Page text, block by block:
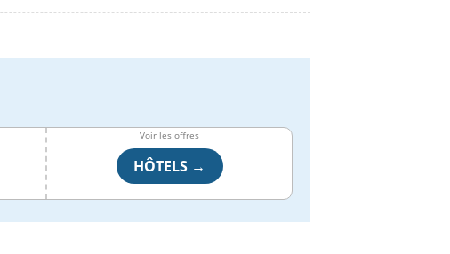
Voir les offres
HÔTELS →